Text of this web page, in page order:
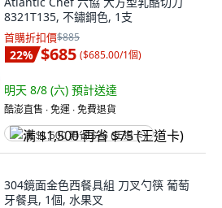
8321T135, 不鏽鋼色, 1支
首購折扣價$885
22% $685 ($685.00/1個)
明天 8/8 (六) 預計送達
酷澎直售 ∙ 免運 ∙ 免費退貨
满 $1,500 再省 $75 (王道卡)
304鏡面金色西餐具組 刀叉勺筷 葡萄
牙餐具, 1個, 水果叉